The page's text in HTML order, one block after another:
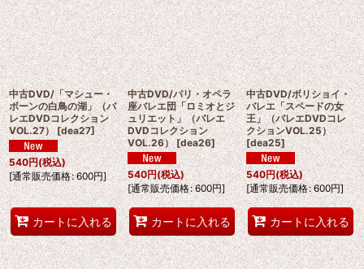
中古DVD/「マシュー・
ボーンの白鳥の湖」（バ
レエDVDコレクション
VOL.27） [dea27]
540円(税込)
[通常販売価格: 600円]
カートに入れる
中古DVD/パリ・オペラ
座バレエ団「ロミオとジ
ュリエット」（バレエ
DVDコレクション
VOL.26） [dea26]
540円(税込)
[通常販売価格: 600円]
カートに入れる
中古DVD/ボリショイ・
バレエ「スペードの女
王」（バレエDVDコレ
クションVOL.25）
[dea25]
540円(税込)
[通常販売価格: 600円]
カートに入れる